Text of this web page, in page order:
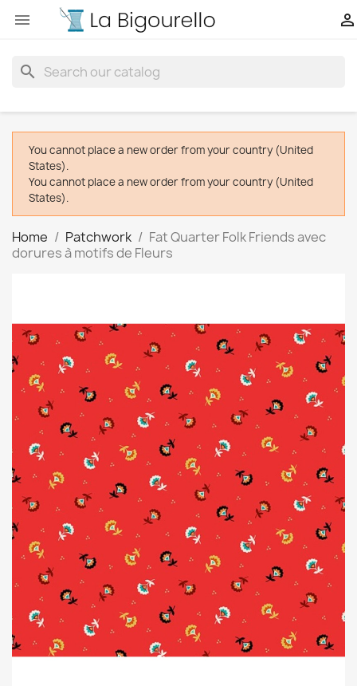
 
search
You cannot place a new order from your country (United
States).
You cannot place a new order from your country (United
States).
Home Patchwork
Fat Quarter Folk Friends avec
dorures à motifs de Fleurs